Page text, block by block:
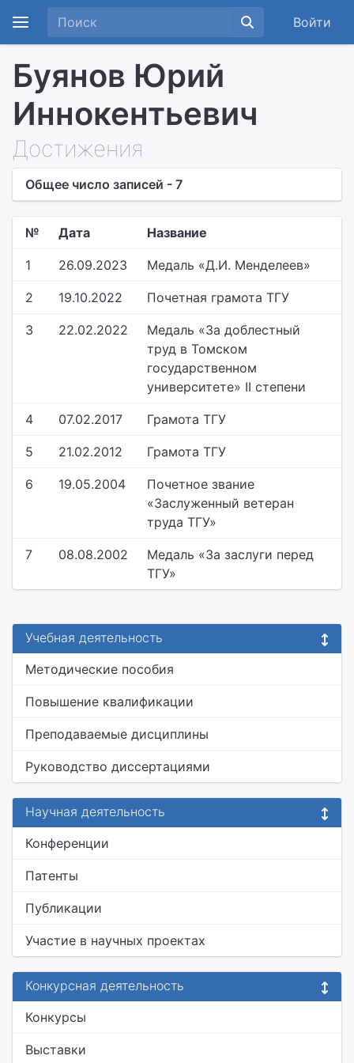
Войти
Буянов Юрий
Иннокентьевич
Достижения
Общее число записей - 7
№ Дата Название
1 26.09.2023 Медаль «Д.И. Менделеев»
2 19.10.2022 Почетная грамота ТГУ
3 22.02.2022
Медаль «За доблестный
труд в Томском
государственном
университете» II степени
4 07.02.2017 Грамота ТГУ
5 21.02.2012 Грамота ТГУ
6 19.05.2004
Почетное звание
«Заслуженный ветеран
труда ТГУ»
7 08.08.2002
Медаль «За заслуги перед
ТГУ»
Учебная деятельность
Методические пособия
Повышение квалификации
Преподаваемые дисциплины
Руководство диссертациями
Научная деятельность
Конференции
Патенты
Публикации
Участие в научных проектах
Конкурсная деятельность
Конкурсы
Выставки